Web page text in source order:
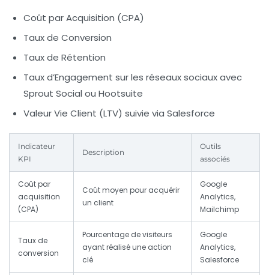
Coût par Acquisition (CPA)
Taux de Conversion
Taux de Rétention
Taux d’Engagement sur les réseaux sociaux avec
Sprout Social ou Hootsuite
Valeur Vie Client (LTV) suivie via Salesforce
Indicateur
KPI
Description
Outils
associés
Coût par
acquisition
(CPA)
Coût moyen pour acquérir
un client
Google
Analytics,
Mailchimp
Taux de
conversion
Pourcentage de visiteurs
ayant réalisé une action
clé
Google
Analytics,
Salesforce